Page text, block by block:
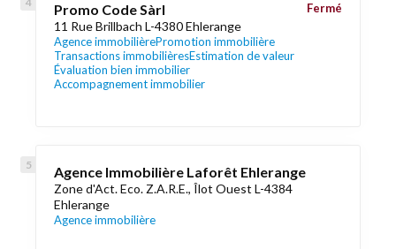
Promo Code Sàrl
11 Rue Brillbach L-4380 Ehlerange
Agence immobilièrePromotion immobilière
Transactions immobilièresEstimation de valeur
Évaluation bien immobilier
Accompagnement immobilier
Fermé
Agence Immobilière Laforêt Ehlerange
Zone d'Act. Eco. Z.A.R.E., Îlot Ouest L-4384
Ehlerange
Agence immobilière